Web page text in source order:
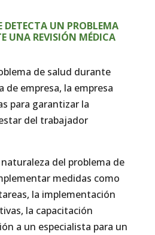
DETECTA UN PROBLEMA
UNA REVISIÓN MÉDICA
de salud durante
de empresa, la empresa
para garantizar la
del trabajador
del problema de
medidas como
la implementación
la capacitación
a un especialista para un